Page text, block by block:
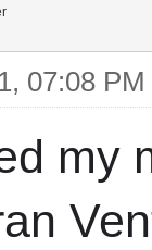
07:08 PM
my